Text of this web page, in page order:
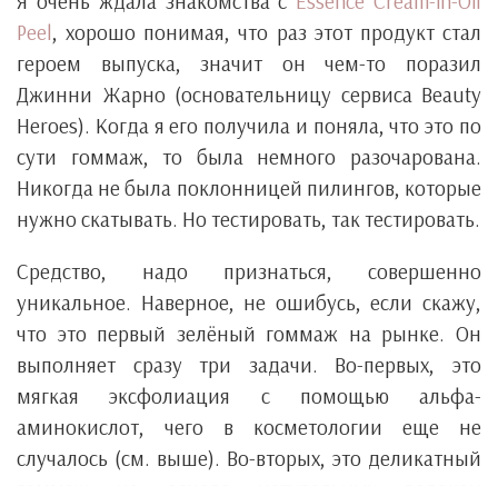
Peel, хорошо понимая, что раз этот продукт стал
героем выпуска, значит он чем-то поразил
Джинни Жарно (основательницу сервиса Beauty
Heroes). Когда я его получила и поняла, что это по
сути гоммаж, то была немного разочарована.
Никогда не была поклонницей пилингов, которые
нужно скатывать. Но тестировать, так тестировать.
Средство, надо признаться, совершенно
уникальное. Наверное, не ошибусь, если скажу,
что это первый зелёный гоммаж на рынке. Он
выполняет сразу три задачи. Во-первых, это
мягкая эксфолиация с помощью альфа-
аминокислот, чего в косметологии еще не
случалось (см. выше). Во-вторых, это деликатный